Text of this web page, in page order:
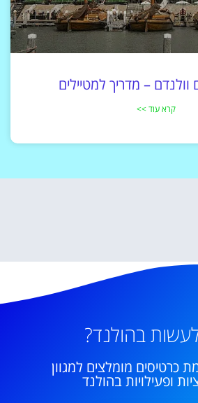
וולנדם – מדריך למטיילים
קרא עוד >>
בהולנד?
כרטיסים מומלצים למגוון
ופעילויות בהולנד